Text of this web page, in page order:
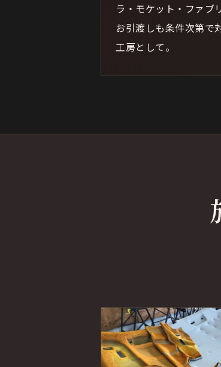
ラ・モケット・ファブ
お引渡しも条件次第で
工房として。